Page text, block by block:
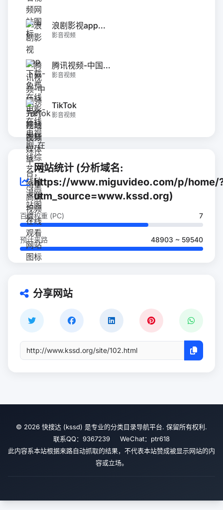
浪剧影视app...
影音视频
腾讯视频-中国...
影音视频
TikTok
影音视频
网站统计 (分析域名:
https://www.miguvideo.com/p/home/
utm_source=www.kssd.org)
百度权重 (PC) 7
预计来路 48903 ~ 59540
分享网站
© 2026 快搜达 (kssd) 是专业的分类目录导航平台. 保留所有权利.
联系QQ：9367239 WeChat：ptr618
此内容系本站根据来路自动抓取的结果，不代表本站赞成被显示网站的内
容或立场。